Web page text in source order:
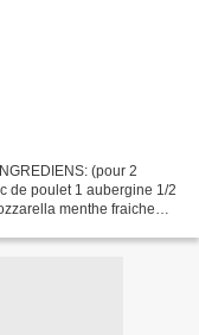
(pour 2
de poulet 1 aubergine 1/2
menthe fraiche